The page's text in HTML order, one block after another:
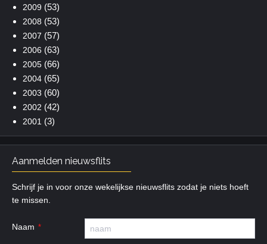
2009 (53)
2008 (53)
2007 (57)
2006 (63)
2005(66)
2004(65)
2003 (60)
2002 (42)
2001 (3)
Aanmelden nieuwsflits
Schrijf je in voor onze wekelijkse nieuwsflits zodat je niets hoeft
te missen.
Naam